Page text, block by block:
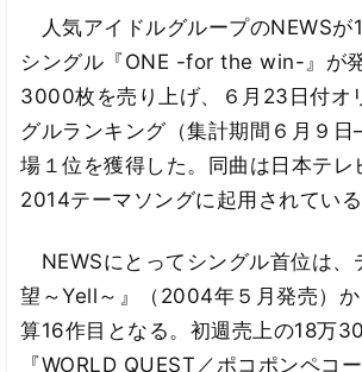
人気アイドルグループのNEWSが
シングル『ONE -for the win-』が
3000枚を売り上げ、６月23日付オ
グルランキング（集計期間６月９
場１位を獲得した。同曲は日本テレ
2014テーマソングに起用されている
NEWSにとってシングル首位は、
望～Yell～』（2004年５月発売）
算16作目となる。初週売上の18万
『WORLD QUEST／ポコポンペコ